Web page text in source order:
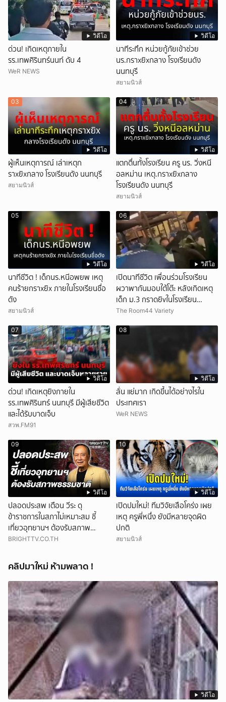
วิดีโอ
ด่วน! เกิดเหตุภายใน
รร.เทพศิรินทร์นนท์ ดับ 4
WeR NEWS
วิดีโอ
นาทีระทึก หน่วยกู้ภัยเข้าช่วย
นร.กราxยิxกลาง โรงเรียนดัง
นนทบุรี
สยามนิวส์
วิดีโอ
03
ผู้เห็นเหตุการณ์ เล่าเหตุก
ราxยิxกลาง โรงเรียนดัง นนทบุรี
สยามนิวส์
วิดีโอ
04
แตกตื่นทั้งโรงเรียน ครู นร. วิ่งหนี
อลหม่าน เหตุ.กราxยิxกลาง
โรงเรียนดัง นนทบุรี
สยามนิวส์
วิดีโอ
05
นาทีชีวิต ! เด็กนร.หนีอพยพ เหตุ
คนร้ายกราxยิx ภายในโรงเรียนชื่อ
ดัง
สยามนิวส์
วิดีโอ
06
เปิดนาทีชีวิต เพื่อนร่วมโรงเรียน
ผวาพากันมอบใต้โต๊ะ หลังเกิดเหตุ
เด็ก ม.3 กราดยิvในโรงเรียน
เทพศิรินทร์นนท์ แบบไม่เลือกหน้า
The Room44 Variety
วิดีโอ
07
ด่วน! เกิดเหตุยิงภายใน
รร.เทพศิรินทร์ นนทบุรี มีผู้เสียชีวิต
และได้รับบาดเจ็บ
สวพ.FM91
วิดีโอ
08
ลั่น แย่มาก เกิดขึ้นได้อย่างไรใน
ประเทศเรา
WeR NEWS
วิดีโอ
09
ปลอดประสพ เตือน วีระ ดุ
ข้าราชการในสภาไม่เหมาะสม ชี้
เที่ยวอุทยานฯ ต้องรับสภาพ
ธรรมชาติ
BRIGHTTV.CO.TH
วิดีโอ
10
เปิดปมใหม่! ทีมวิจัยเสือโคร่ง เผย
เหตุ ครูพี่หนึ่ง ยังมีหลายจุดผิด
ปกติ
สยามนิวส์
คลิปมาใหม่ ห้ามพลาด !
วิดีโอ